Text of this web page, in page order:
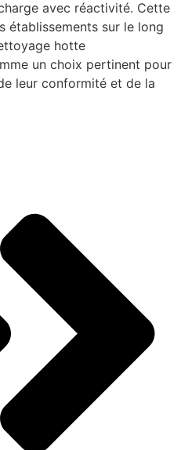
avec réactivité. Cette
établissements sur le long
hotte
un choix pertinent pour
leur conformité et de la